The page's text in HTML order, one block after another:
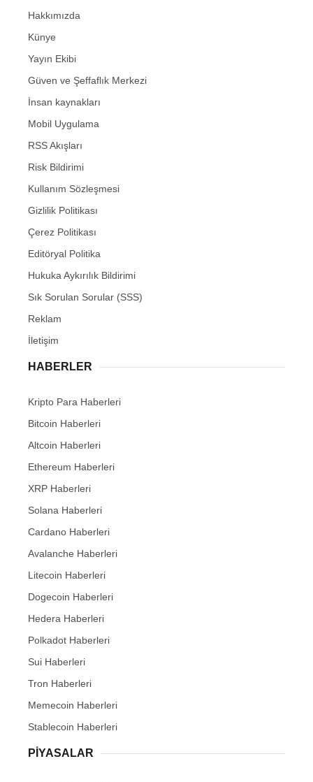
Hakkımızda
Künye
Yayın Ekibi
Güven ve Şeffaflık Merkezi
İnsan kaynakları
Mobil Uygulama
RSS Akışları
Risk Bildirimi
Kullanım Sözleşmesi
Gizlilik Politikası
Çerez Politikası
Editöryal Politika
Hukuka Aykırılık Bildirimi
Sık Sorulan Sorular (SSS)
Reklam
İletişim
HABERLER
Kripto Para Haberleri
Bitcoin Haberleri
Altcoin Haberleri
Ethereum Haberleri
XRP Haberleri
Solana Haberleri
Cardano Haberleri
Avalanche Haberleri
Litecoin Haberleri
Dogecoin Haberleri
Hedera Haberleri
Polkadot Haberleri
Sui Haberleri
Tron Haberleri
Memecoin Haberleri
Stablecoin Haberleri
PIYASALAR